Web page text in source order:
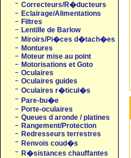
Correcteurs/R�ducteurs
Eclairage/Alimentations
Filtres
Lentille de Barlow
Miroirs/Pi�ces d�tach�es
Montures
Moteur mise au point
Motorisations et Goto
Oculaires
Oculaires guides
Oculaires r�ticul�s
Pare-bu�e
Porte-oculaires
Queues d aronde / platines
Rangement/Protection
Redresseurs terrestres
Renvois coud�s
R�sistances chauffantes